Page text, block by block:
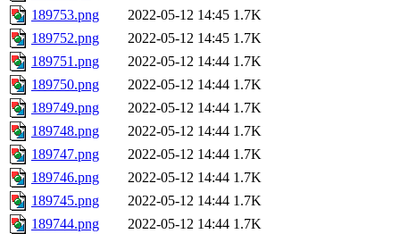
189753.png
2022-05-12 14:45 1.7K
189752.png
2022-05-12 14:45 1.7K
189751.png
2022-05-12 14:44 1.7K
189750.png
2022-05-12 14:44 1.7K
189749.png
2022-05-12 14:44 1.7K
189748.png
2022-05-12 14:44 1.7K
189747.png
2022-05-12 14:44 1.7K
189746.png
2022-05-12 14:44 1.7K
189745.png
2022-05-12 14:44 1.7K
189744.png
2022-05-12 14:44 1.7K